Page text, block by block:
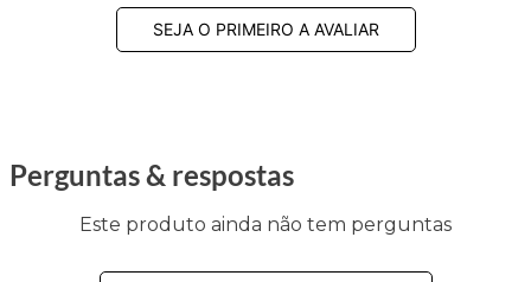
SEJA O PRIMEIRO A AVALIAR
Perguntas & respostas
Este produto ainda não tem perguntas